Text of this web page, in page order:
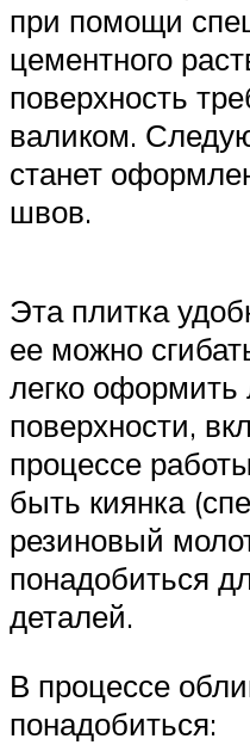
при помощи
цементного
поверхность
валиком.
станет
швов.
Эта плитка
ее можно
легко
поверхности,
процессе
быть киянка
резиновый
понадобиться
деталей.
В процессе
понадобиться: